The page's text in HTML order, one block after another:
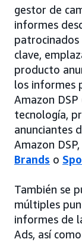
gestor de
informes
patrocinados
clave,
producto
los informes
Amazon
tecnología,
anunciantes
Amazon DSP,
Brands o
También se
múltiples
informes de
Ads, así